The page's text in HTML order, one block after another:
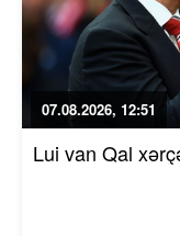
07.08.2026, 12:51
Lui van Qal